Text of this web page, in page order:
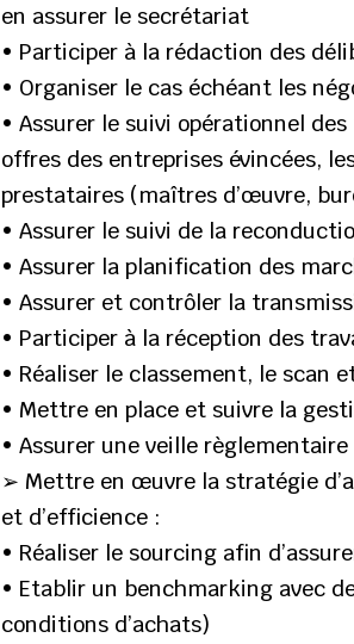
en assurer le secrétariat
• Participer à la rédaction des
• Organiser le cas échéant les
• Assurer le suivi opérationnel
offres des entreprises évincées,
prestataires (maîtres d’œuvre,
• Assurer le suivi de la
• Assurer la planification des
• Assurer et contrôler la
• Participer à la réception des
• Réaliser le classement, le scan
• Mettre en place et suivre la
• Assurer une veille
➢ Mettre en œuvre la stratégie
et d’efficience :
• Réaliser le sourcing afin
• Etablir un benchmarking avec
conditions d’achats)